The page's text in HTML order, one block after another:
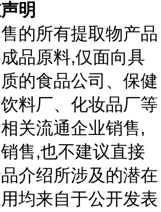
明
的所有提取物产品
品原料,仅面向具
的食品公司、保健
料厂、化妆品厂等
关流通企业销售,
售,也不建议直接
介绍所涉及的潜在
均来自于公开发表